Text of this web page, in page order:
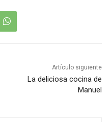
Artículo siguiente
La deliciosa cocina de
Manuel